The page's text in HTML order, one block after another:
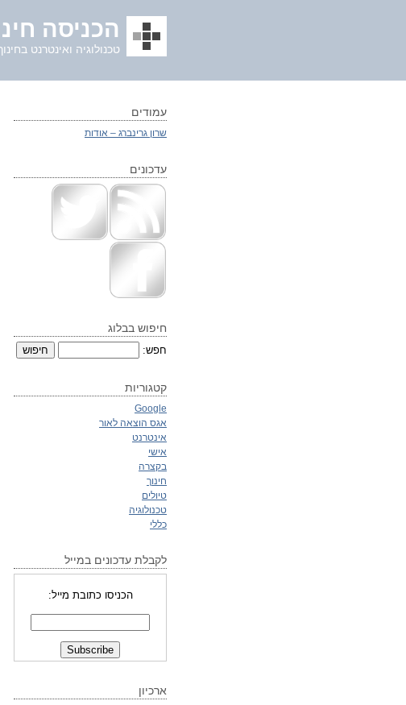
הכניסה
טכנולוגיה ואינטרנט
עמודים
שרון גרינברג – אודות
עדכונים
חיפוש בבלוג
חפש:
קטגוריות
Google
אגס הוצאה לאור
אינטרנט
אישי
בקצרה
חינוך
טיולים
טכנולוגיה
כללי
לקבלת עדכונים במייל
הכניסו כתובת מייל:
ארכיון